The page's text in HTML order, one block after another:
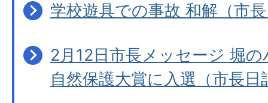
学校遊具での事故 和解（市
2月12日市長メッセージ 堀
自然保護大賞に入選（市長日